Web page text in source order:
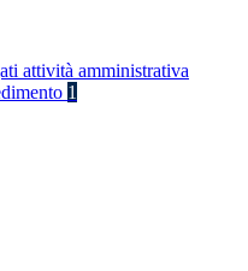
attività amministrativa
1